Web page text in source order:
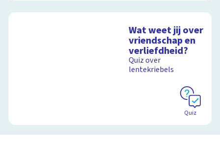
Wat weet jij over
vriendschap en
verliefdheid?
Quiz over
lentekriebels
Quiz